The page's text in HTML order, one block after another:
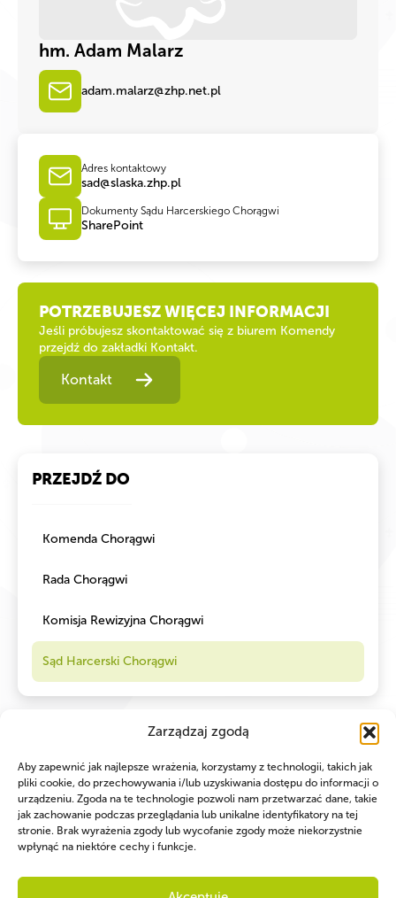
Zarządzaj zgodą
Aby zapewnić jak najlepsze wrażenia, korzystamy z technologii, takich jak
pliki cookie, do przechowywania i/lub uzyskiwania dostępu do informacji o
urządzeniu. Zgoda na te technologie pozwoli nam przetwarzać dane, takie
jak zachowanie podczas przeglądania lub unikalne identyfikatory na tej
stronie. Brak wyrażenia zgody lub wycofanie zgody może niekorzystnie
wpłynąć na niektóre cechy i funkcje.
hm. Adam Malarz
adam.malarz@zhp.net.pl
Adres kontaktowy
sad@slaska.zhp.pl
Dokumenty Sądu Harcerskiego Chorągwi
SharePoint
POTRZEBUJESZ WIĘCEJ INFORMACJI
Jeśli próbujesz skontaktować się z biurem Komendy
przejdź do zakładki Kontakt.
Kontakt
PRZEJDŹ DO
Komenda Chorągwi
Rada Chorągwi
Komisja Rewizyjna Chorągwi
Sąd Harcerski Chorągwi